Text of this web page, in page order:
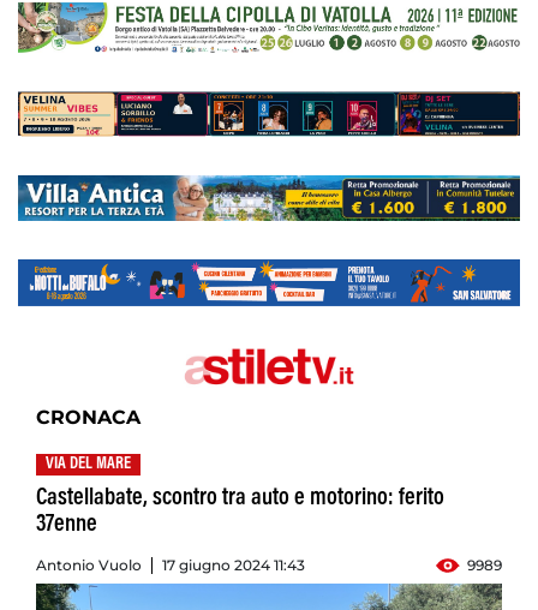
CRONACA
VIA DEL MARE
Castellabate, scontro tra auto e motorino: ferito
37enne
Antonio Vuolo 17 giugno 2024 11:43 9989